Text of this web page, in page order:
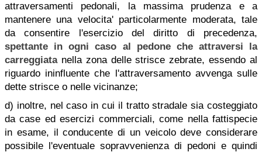
attraversamenti pedonali, la massima prudenza e a
mantenere una velocita' particolarmente moderata, tale
da consentire l'esercizio del diritto di precedenza,
spettante in ogni caso al pedone che attraversi la
carreggiata nella zona delle strisce zebrate, essendo al
riguardo ininfluente che l'attraversamento avvenga sulle
dette strisce o nelle vicinanze;
d) inoltre, nel caso in cui il tratto stradale sia costeggiato
da case ed esercizi commerciali, come nella fattispecie
in esame, il conducente di un veicolo deve considerare
possibile l'eventuale sopravvenienza di pedoni e quindi